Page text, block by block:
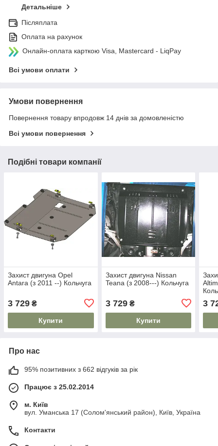
Детальніше
Післяплата
Оплата на рахунок
Онлайн-оплата карткою Visa, Mastercard - LiqPay
Всі умови оплати
Умови повернення
Повернення товару впродовж 14 днів за домовленістю
Всі умови повернення
Подібні товари компанії
Захист двигуна Opel
Antara (з 2011 --) Кольчуга
3 729 ₴
Купити
Захист двигуна Nissan
Teana (з 2008---) Кольчуга
3 729₴
Купити
3
Про нас
95% позитивних з 662 відгуків за рік
Працює з 25.02.2014
м. Київ
вул. Уманська 17 (Солом'янський район), Київ, Україна
Контакти